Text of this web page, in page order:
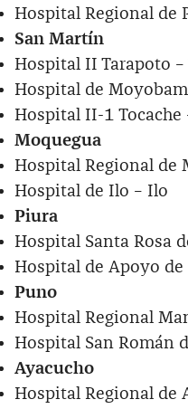
Hospital Regional de
San Martín
Hospital II Tarapoto –
Hospital de
Hospital II-1 Tocache
Moquegua
Hospital Regional de
Hospital de Ilo – Ilo
Piura
Hospital Santa Rosa
Hospital de Apoyo de
Puno
Hospital Regional
Hospital San Román
Ayacucho
Hospital Regional de